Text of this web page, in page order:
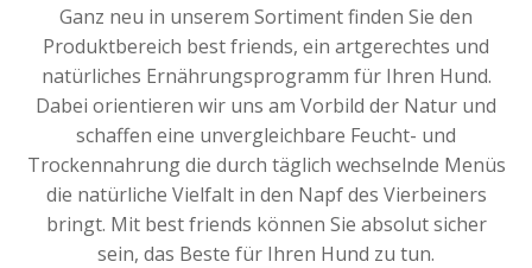
Ganz neu in unserem Sortiment finden Sie den
Produktbereich best friends, ein artgerechtes und
natürliches Ernährungsprogramm für Ihren Hund.
Dabei orientieren wir uns am Vorbild der Natur und
schaffen eine unvergleichbare Feucht- und
Trockennahrung die durch täglich wechselnde Menüs
die natürliche Vielfalt in den Napf des Vierbeiners
bringt. Mit best friends können Sie absolut sicher
sein, das Beste für Ihren Hund zu tun.